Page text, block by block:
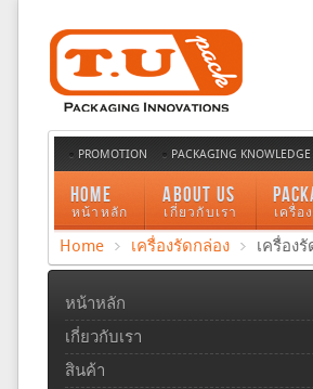
PROMOTION PACKAGING KNOWLEDGE
HOME
หน้าหลัก
ABOUT US
เกี่ยวกับเรา เครื่
Home เครื่องรัดกล่อง เครื่อง
หน้าหลัก
เกี่ยวกับเรา
สินค้า